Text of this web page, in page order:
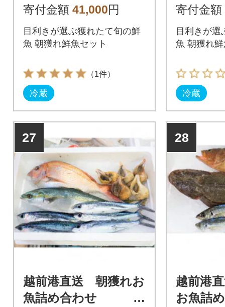
寄付金額 41,000円
目利きが選ぶ獲れたて旬の鮮
魚 朝獲れ鮮魚セット
（1件）
冷蔵
寄付金額
目利きが選
魚 朝獲れ
冷蔵
27
越前港直送 朝獲れお
魚詰め合わせ
28
越前港
お魚